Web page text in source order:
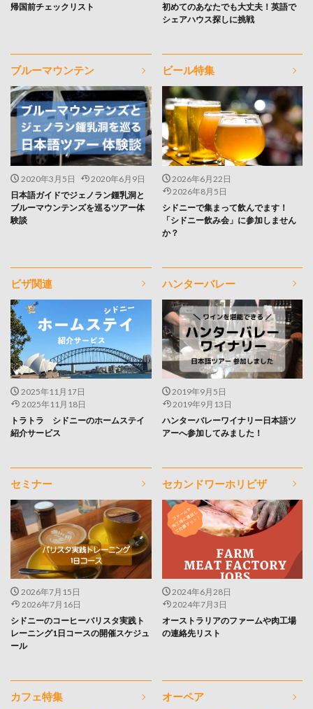
帰国前チェックリスト
初めてのあなたでも大丈夫！英語で
シェアハウス探しに挑戦
ブルーマウンテン
2020年3月5日
2020年6月9日
日本語ガイドでジェノラン鍾乳洞と
ブルーマウンテンズを巡るツアー体
験談
ビール特集
2026年6月22日
2026年8月5日
シドニーで集まって飲んでます！
「シドニー飲み会」に参加しません
か？
ビザ関連
2025年11月17日
2025年11月18日
トラトラ シドニーのホームステイ
紹介サービス
ハンターバレー
2019年9月5日
2019年9月13日
ハンターバレーワイナリー日本語ツ
アーへ参加してみました！
セミナー
2026年7月15日
2026年7月16日
シドニーのコーヒーバリスタ実践ト
レーニング1日コースの開催スケジュ
ール
セカンドワーホリビザ
2024年6月28日
2024年7月3日
オーストラリアのファームや肉工場
の連絡先リスト
カフェ特集 オーペア